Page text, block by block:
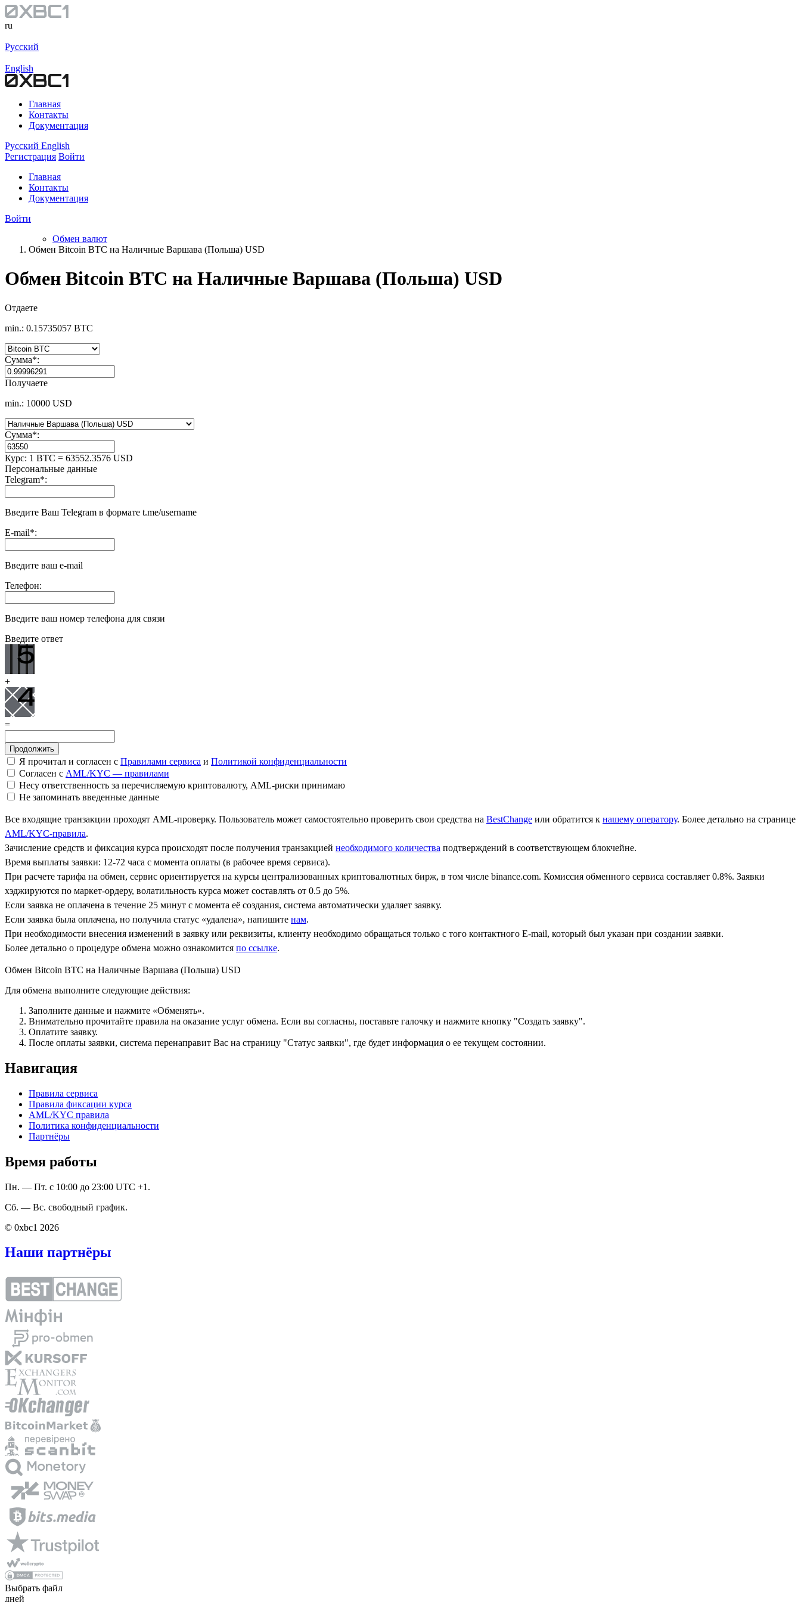
ru
Русский
English
Главная
Контакты
Документация
Русский English
Регистрация Войти
Главная
Контакты
Документация
Войти
Обмен валют
Обмен Bitcoin BTC на Наличные Варшава (Польша) USD
Обмен Bitcoin BTC на Наличные Варшава (Польша) USD
Отдаете
min.: 0.15735057 BTC
Сумма*:
Получаете
min.: 10000 USD
Сумма*:
Курс: 1 BTC = 63552.3576 USD
Персональные данные
Telegram*:
Введите Ваш Telegram в формате t.me/username
E-mail*:
Введите ваш e-mail
Телефон:
Введите ваш номер телефона для связи
Введите ответ
+
=
Я прочитал и согласен с Правилами сервиса и Политикой конфиденциальности
Согласен с AML/KYC — правилами
Несу ответственность за перечисляемую криптовалюту, AML-риски принимаю
Не запоминать введенные данные
Все входящие транзакции проходят AML-проверку. Пользователь может самостоятельно проверить свои средства на BestChange или обратится к нашему оператору. Более детально на странице
AML/KYC-правила.
Зачисление средств и фиксация курса происходят после получения транзакцией необходимого количества подтверждений в соответствующем блокчейне.
Время выплаты заявки: 12-72 часа с момента оплаты (в рабочее время сервиса).
При расчете тарифа на обмен, сервис ориентируется на курсы централизованных криптовалютных бирж, в том числе binance.com. Комиссия обменного сервиса составляет 0.8%. Заявки
хэджируются по маркет-ордеру, волатильность курса может составлять от 0.5 до 5%.
Если заявка не оплачена в течение 25 минут с момента её создания, система автоматически удаляет заявку.
Если заявка была оплачена, но получила статус «удалена», напишите нам.
При необходимости внесения изменений в заявку или реквизиты, клиенту необходимо обращаться только с того контактного Е-mail, который был указан при создании заявки.
Более детально о процедуре обмена можно ознакомится по ссылке.
Обмен Bitcoin BTC на Наличные Варшава (Польша) USD
Для обмена выполните следующие действия:
Заполните данные и нажмите «Обменять».
Внимательно прочитайте правила на оказание услуг обмена. Если вы согласны, поставьте галочку и нажмите кнопку "Создать заявку".
Оплатите заявку.
После оплаты заявки, система перенаправит Вас на страницу "Статус заявки", где будет информация о ее текущем состоянии.
Навигация
Правила сервиса
Правила фиксации курса
AML/KYC правила
Политика конфиденциальности
Партнёры
Время работы
Пн. — Пт. с 10:00 до 23:00 UTC +1.
Сб. — Вс. свободный график.
© 0xbc1 2026
Наши партнёры
Выбрать файл
дней